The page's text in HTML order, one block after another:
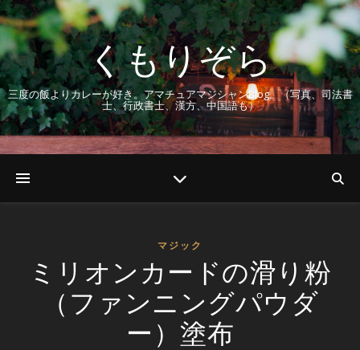
くもりぞら
三度の飯よりカレーが好き。アマチュアマジシャンBlog。（写真、司法書
士、行政書士、漢方、中国語も）
マジック
ミリオンカードの滑り粉
（ファンニングパウダ
ー）塗布